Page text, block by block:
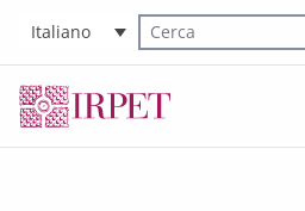
Italiano
Cerca nel sito